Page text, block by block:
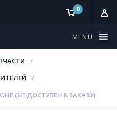
0
MENU
(НЕ ДОСТУПЕН К ЗАКАЗУ)